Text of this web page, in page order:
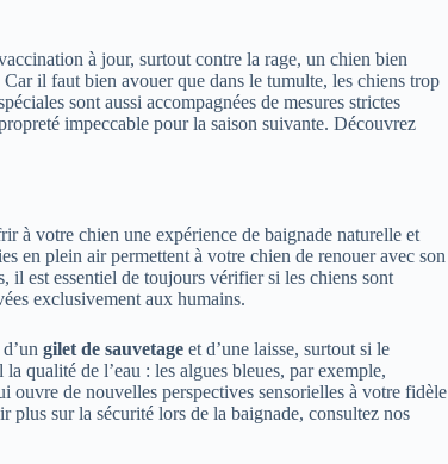
à jour, surtout contre la rage, un chien bien
il faut bien avouer que dans le tumulte, les chiens trop
sont aussi accompagnées de mesures strictes
impeccable pour la saison suivante. Découvrez
à votre chien une expérience de baignade naturelle et
en plein air permettent à votre chien de renouer avec son
il est essentiel de toujours vérifier si les chiens sont
exclusivement aux humains.
gilet de sauvetage et d’une laisse, surtout si le
qualité de l’eau : les algues bleues, par exemple,
ouvre de nouvelles perspectives sensorielles à votre fidèle
sur la sécurité lors de la baignade, consultez nos